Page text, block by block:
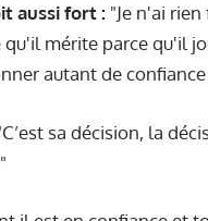
aussi fort : "Je n'ai
mérite parce qu'il
autant de
sa décision, la